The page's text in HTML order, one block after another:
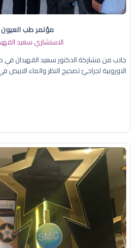
مؤتمر طب العيون
الاستشاري سعيد
جانب من مشاركة الدكتور سعيد القهيدان
الاوروبية لجراحيّ تصحيح النظر والماء الابيض